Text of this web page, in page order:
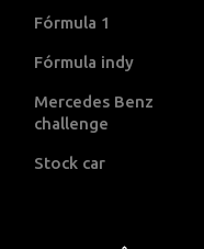
Fórmula 1
Fórmula indy
Mercedes Benz
challenge
Stock car